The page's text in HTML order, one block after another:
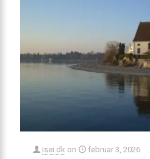
Isei.dk on februar 3, 2026